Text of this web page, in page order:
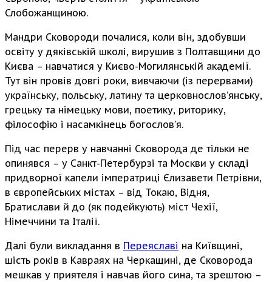
Слобожанщиною.
Мандри Сковороди почалися, коли він, здобувши
освіту у дяківській школі, вирушив з Полтавщини до
Києва – навчатися у Києво-Могилянській академії.
Тут він провів довгі роки, вивчаючи (із перервами)
українську, польську, латину та церковнослов’янську,
грецьку та німецьку мови, поетику, риторику,
філософію і насамкінець богослов’я.
Під час перерв у навчанні Сковорода де тільки не
опинявся – у Санкт-Петербурзі та Москви у складі
придворної капели імператриці Єлизавети Петрівни,
в європейських містах – від Токаю, Відня,
Братислави й до (як подейкують) міст Чехії,
Німеччини та Італії.
Далі були викладання в Переяславі на Київщині,
шість років в Кавраях на Черкащині, де Сковорода
мешкав у приятеля і навчав його сина, та зрештою –